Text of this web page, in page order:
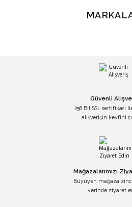
Güvenli
256 Bit SSL sertifikası
alışverişin keyfini
Mağazalarımızı
Büyüyen mağaza
yerinde ziyaret